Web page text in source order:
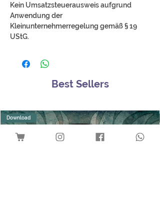
Kein Umsatzsteuerausweis aufgrund
Anwendung der
Kleinunternehmerregelung gemäß § 19
UStG.
Best Sellers
Download